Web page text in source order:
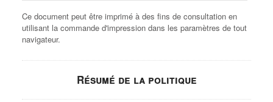
Ce document peut être imprimé à des fins de consultation en
utilisant la commande d'impression dans les paramètres de tout
navigateur.
Résumé de la politique